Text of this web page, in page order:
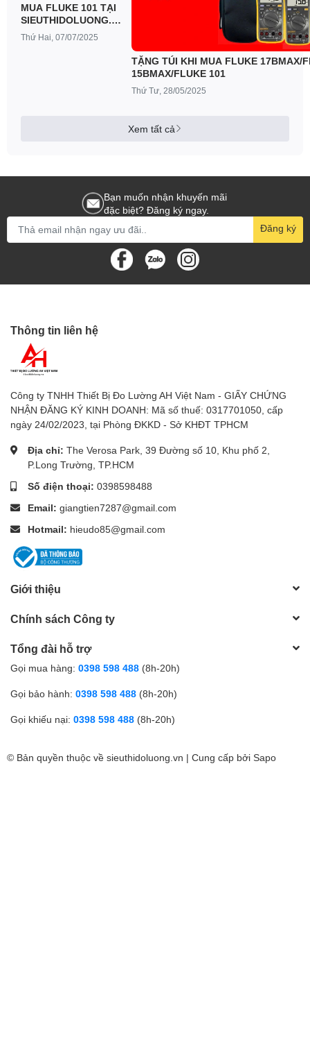
MUA FLUKE 101 TẠI
SIEUTHIDOLUONG.VN
ĐƯỢC TẶNG TÚI
HOẶC GIÁ ĐỠ MÁY
Thứ Hai, 07/07/2025
TẶNG TÚI KHI MUA FLUKE 17BMAX/
15BMAX/FLUKE 101
Thứ Tư, 28/05/2025
Xem tất cả
Bạn muốn nhận khuyến mãi
đặc biệt? Đăng ký ngay.
Đăng ký
Thông tin liên hệ
Công ty TNHH Thiết Bị Đo Lường AH Việt Nam - GIẤY CHỨNG
NHẬN ĐĂNG KÝ KINH DOANH: Mã số thuế: 0317701050, cấp
ngày 24/02/2023, tại Phòng ĐKKD - Sở KHĐT TPHCM
Địa chỉ: The Verosa Park, 39 Đường số 10, Khu phố 2,
P.Long Trường, TP.HCM
Số điện thoại: 0398598488
Email: giangtien7287@gmail.com
Hotmail: hieudo85@gmail.com
Giới thiệu
Chính sách Công ty
Tổng đài hỗ trợ
Gọi mua hàng: 0398 598 488 (8h-20h)
Gọi bảo hành: 0398 598 488 (8h-20h)
Gọi khiếu nại: 0398 598 488 (8h-20h)
© Bản quyền thuộc về sieuthidoluong.vn | Cung cấp bởi Sapo